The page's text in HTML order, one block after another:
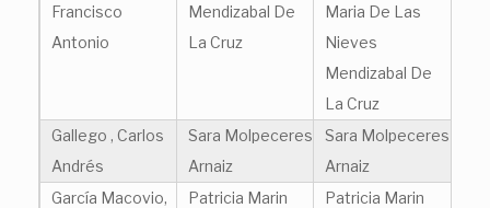
Francisco
Antonio
Mendizabal De
La Cruz
Maria De Las
Nieves
Mendizabal De
La Cruz
Gallego , Carlos
Andrés
Sara Molpeceres
Arnaiz
Sara Molpeceres
Arnaiz
García Macovio,
Patricia Marin
Patricia Marin